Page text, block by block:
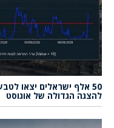
50 אלף ישראלים יצאו
להצגה הגדולה של אוגוסט